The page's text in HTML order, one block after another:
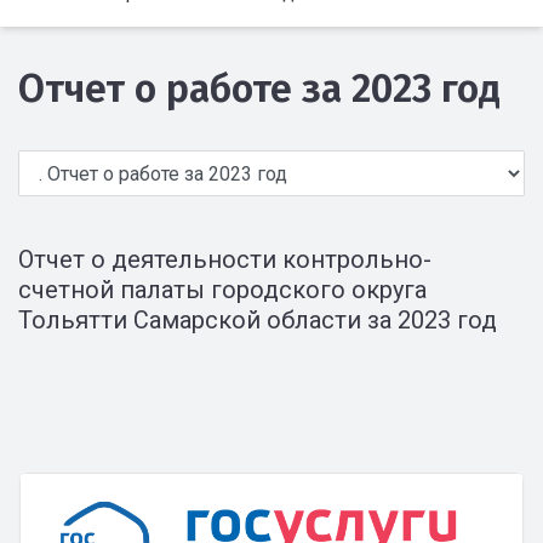
Отчет о работе за 2023 год
Отчет о деятельности контрольно-
счетной палаты городского округа
Тольятти Самарской области за 2023 год